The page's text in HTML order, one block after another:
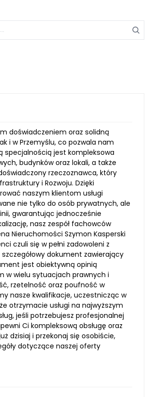
doświadczeniem oraz solidną
i w Przemyślu, co pozwala nam
specjalnością jest kompleksowa
budynków oraz lokali, a także
rzeczoznawca, który
i Rozwoju. Dzięki
naszym klientom usługi
nie tylko do osób prywatnych, ale
gwarantując jednocześnie
nasz zespół fachowców
Nieruchomości Szymon Kasperski
czuli się w pełni zadowoleni z
dokument zawierający
jest obiektywną opinią
w wielu sytuacjach prawnych i
rzetelność oraz poufność w
nasze kwalifikacje, uczestnicząc w
otrzymacie usługi na najwyższym
jeśli potrzebujesz profesjonalnej
Ci kompleksową obsługę oraz
dzisiaj i przekonaj się osobiście,
dotyczące naszej oferty